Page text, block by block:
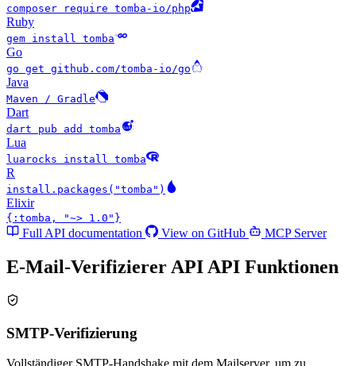
composer require tomba-io/php
Ruby
gem install tomba
Go
go get github.com/tomba-io/go
Java
Maven / Gradle
Dart
dart pub add tomba
Lua
luarocks install tomba
R
install.packages("tomba")
Elixir
{:tomba, "~> 1.0"}
Full API documentation View on GitHub MCP Server
E-Mail-Verifizierer API API Funktionen
SMTP-Verifizierung